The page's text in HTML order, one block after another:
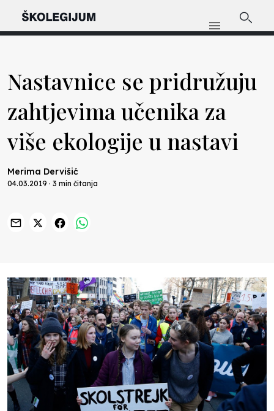
Nastavnice se pridružuju
zahtjevima učenika za
više ekologije u nastavi
Merima Dervišić
04.03.2019 · 3 min čitanja